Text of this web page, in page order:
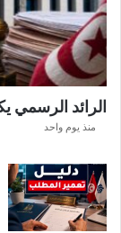
الرائد الرسمي
منذ يوم واحد